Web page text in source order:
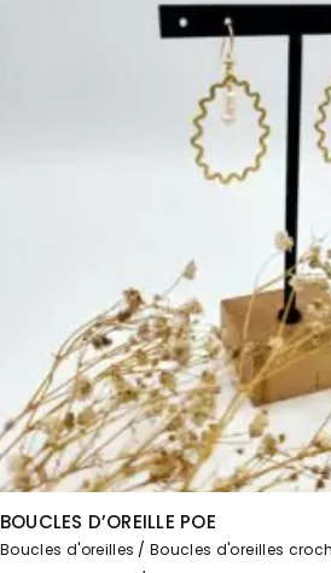
BOUCLES D’OREILLE POE
Boucles d'oreilles
Boucles d'oreilles